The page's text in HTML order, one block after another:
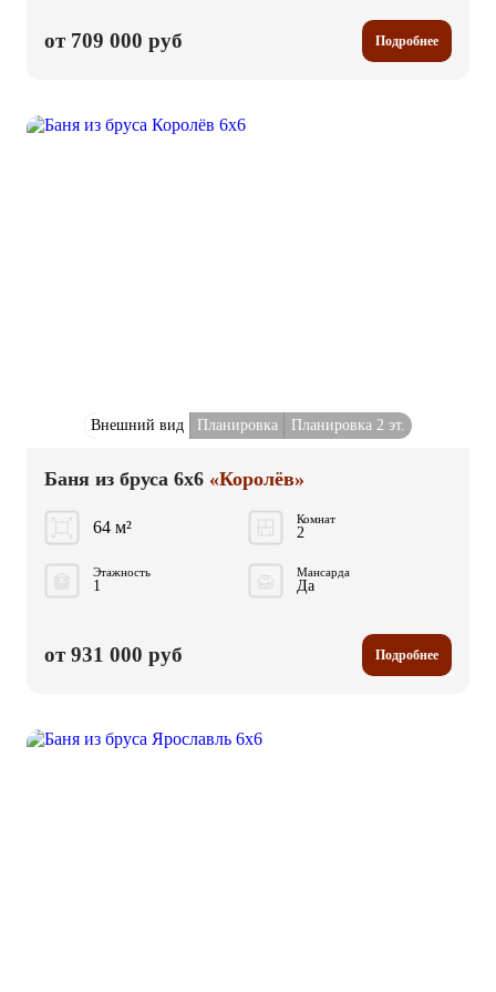
от 709 000 руб Подробнее
Внешний вид Планировка Планировка 2 эт.
Баня из бруса 6x6 «Королёв»
64 м² Комнат
2
Этажность
1
Мансарда
Да
от 931 000 руб Подробнее